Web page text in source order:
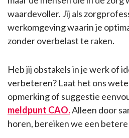
waardevoller. Jij als
werkomgeving waarin je
zonder overbelast te raken.
Heb jij obstakels in je werk of
verbeteren? Laat het ons
opmerking of suggestie
meldpunt CAO.Alleen door
horen, bereiken we een betere